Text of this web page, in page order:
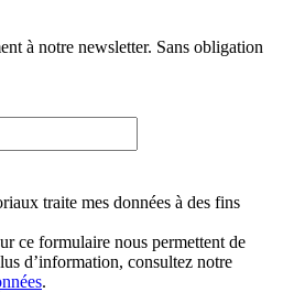
à notre newsletter. Sans obligation
traite mes données à des fins
ce formulaire nous permettent de
d’information, consultez notre
.